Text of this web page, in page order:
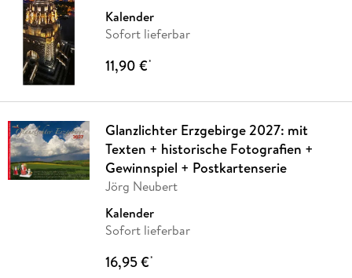
Kalender
Sofort lieferbar
11,90 €*
Glanzlichter Erzgebirge 2027: mit
Texten + historische Fotografien +
Gewinnspiel + Postkartenserie
Jörg Neubert
Kalender
Sofort lieferbar
16,95 €*